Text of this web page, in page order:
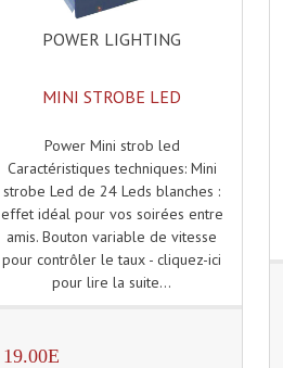
POWER LIGHTING
MINI STROBE LED
Power Mini strob led
Caractéristiques techniques: Mini
strobe Led de 24 Leds blanches :
effet idéal pour vos soirées entre
amis. Bouton variable de vitesse
pour contrôler le taux - cliquez-ici
pour lire la suite...
19.00E